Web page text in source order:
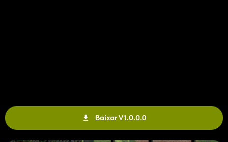
Baixar V1.0.0.0